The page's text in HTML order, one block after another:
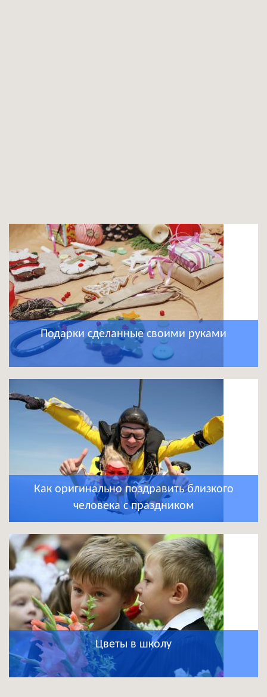
Подарки сделанные своими руками
Как оригинально поздравить близкого
человека с праздником
Цветы в школу